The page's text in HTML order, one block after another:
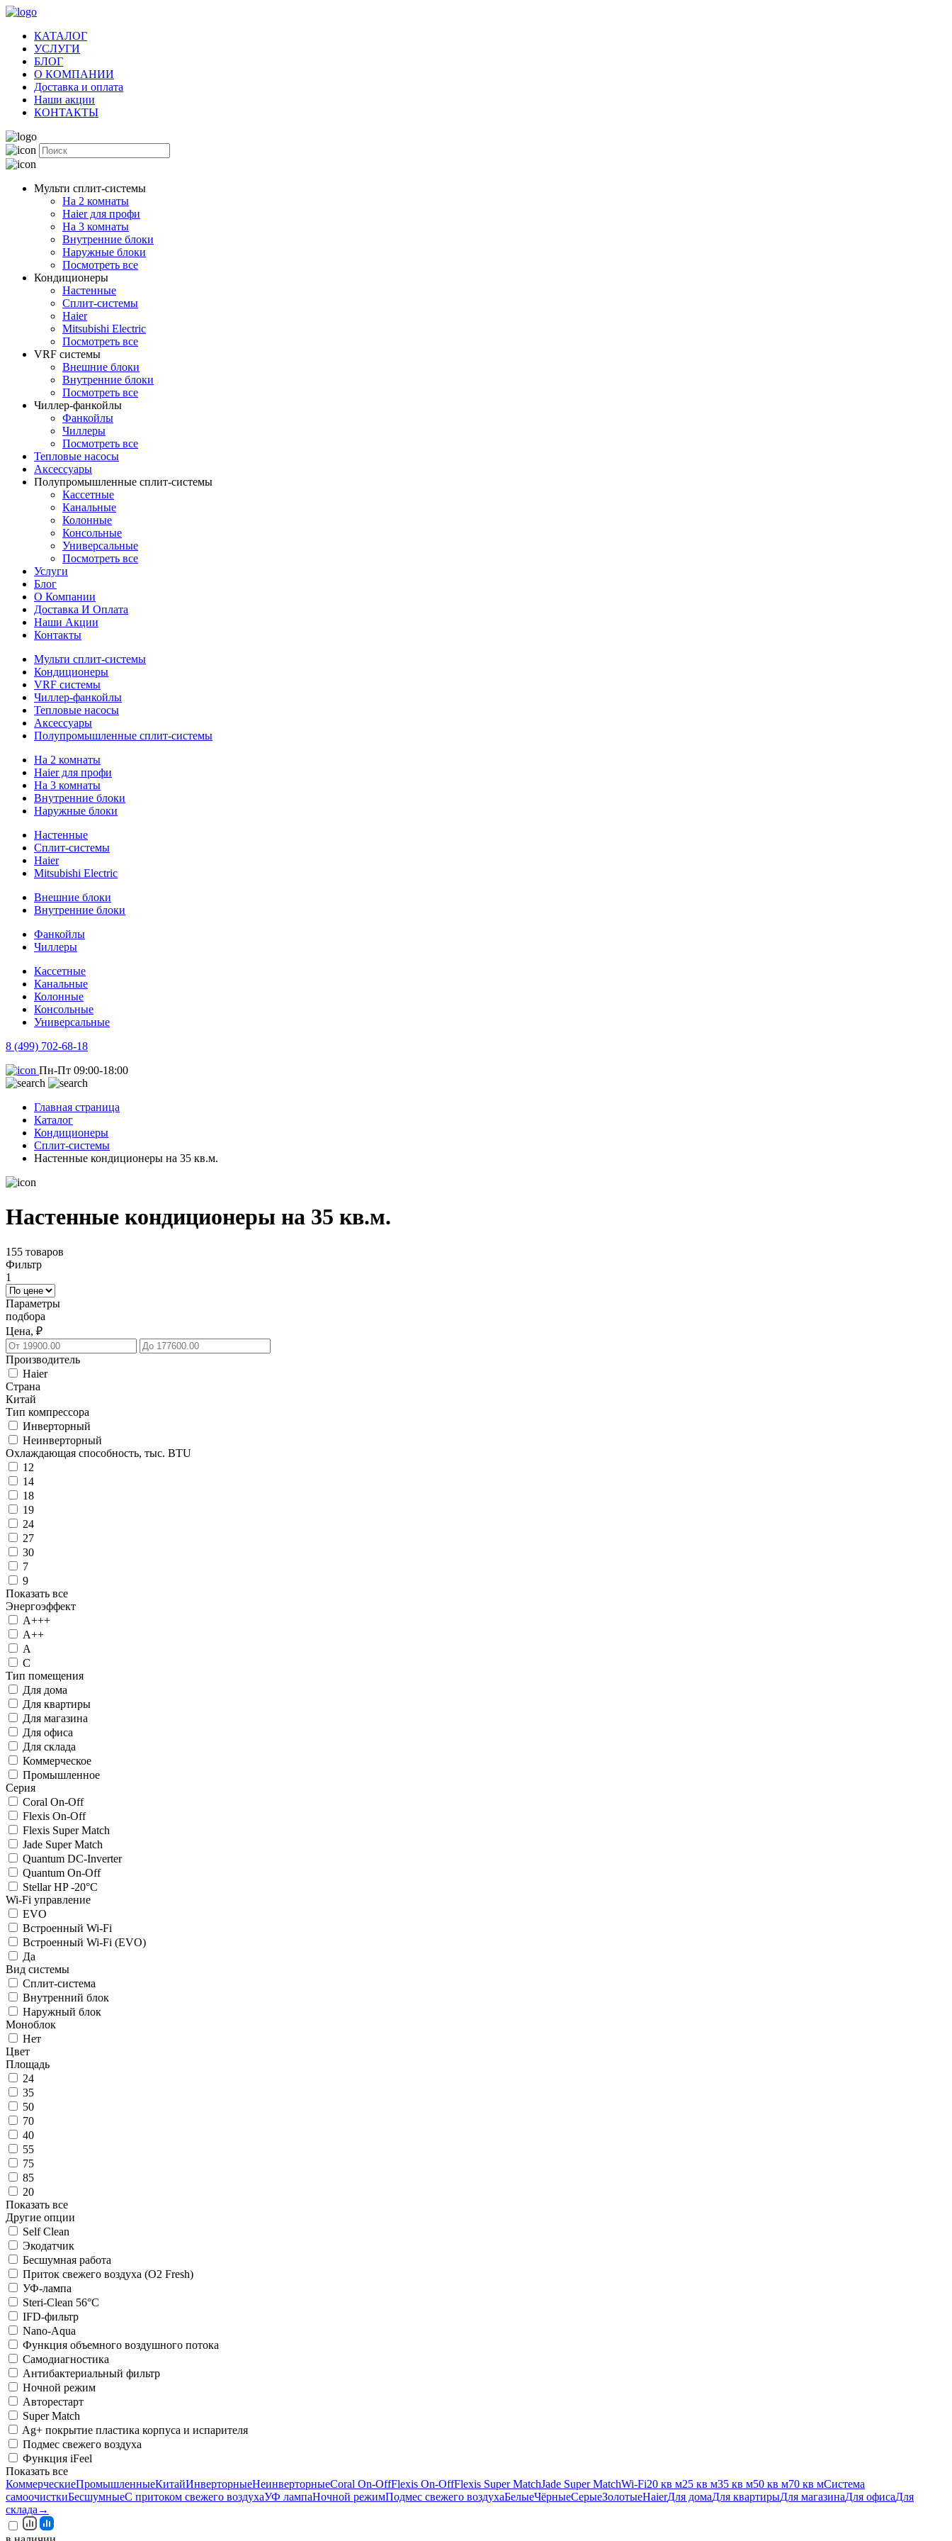
КАТАЛОГ
УСЛУГИ
БЛОГ
О КОМПАНИИ
Доставка и оплата
Наши акции
КОНТАКТЫ
Мульти сплит-системы
На 2 комнаты
Haier для профи
На 3 комнаты
Внутренние блоки
Наружные блоки
Посмотреть все
Кондиционеры
Настенные
Сплит-системы
Haier
Mitsubishi Electric
Посмотреть все
VRF системы
Внешние блоки
Внутренние блоки
Посмотреть все
Чиллер-фанкойлы
Фанкойлы
Чиллеры
Посмотреть все
Тепловые насосы
Аксессуары
Полупромышленные сплит-системы
Кассетные
Канальные
Колонные
Консольные
Универсальные
Посмотреть все
Услуги
Блог
О Компании
Доставка И Оплата
Наши Акции
Контакты
Мульти сплит-системы
Кондиционеры
VRF системы
Чиллер-фанкойлы
Тепловые насосы
Аксессуары
Полупромышленные сплит-системы
На 2 комнаты
Haier для профи
На 3 комнаты
Внутренние блоки
Наружные блоки
Настенные
Сплит-системы
Haier
Mitsubishi Electric
Внешние блоки
Внутренние блоки
Фанкойлы
Чиллеры
Кассетные
Канальные
Колонные
Консольные
Универсальные
8 (499) 702-68-18
Пн-Пт 09:00-18:00
Главная страница
Каталог
Кондиционеры
Сплит-системы
Настенные кондиционеры на 35 кв.м.
Настенные кондиционеры на 35 кв.м.
155 товаров
Фильтр
1
Параметры
подбора
Цена, ₽
Производитель
Haier
Страна
Китай
Тип компрессора
Инверторный
Неинверторный
Охлаждающая способность, тыс. BTU
12
14
18
19
24
27
30
7
9
Показать все
Энергоэффект
А+++
А++
А
C
Тип помещения
Для дома
Для квартиры
Для магазина
Для офиса
Для склада
Коммерческое
Промышленное
Серия
Coral On-Off
Flexis On-Off
Flexis Super Match
Jade Super Match
Quantum DC-Inverter
Quantum On-Off
Stellar HP -20°C
Wi-Fi управление
EVO
Встроенный Wi-Fi
Встроенный Wi-Fi (EVO)
Да
Вид системы
Сплит-система
Внутренний блок
Наружный блок
Моноблок
Нет
Цвет
Площадь
24
35
50
70
40
55
75
85
20
Показать все
Другие опции
Self Clean
Экодатчик
Беcшумная работа
Приток свежего воздуха (O2 Fresh)
УФ-лампа
Steri-Clean 56°C
IFD-фильтр
Nano-Aqua
Функция объемного воздушного потока
Самодиагностика
Антибактериальный фильтр
Ночной режим
Авторестарт
Super Match
Ag+ покрытие пластика корпуса и испарителя
Подмес свежего воздуха
Функция iFeel
Показать все
КоммерческиеПромышленныеКитайИнверторныеНеинверторныеCoral On-OffFlexis On-OffFlexis Super MatchJade Super MatchWi-Fi20 кв м25 кв м35 кв м50 кв м70 кв мСистема
самоочисткиБесшумныеС притоком свежего воздухаУФ лампаНочной режимПодмес свежего воздухаБелыеЧёрныеСерыеЗолотыеHaierДля домаДля квартирыДля магазинаДля офисаДля
склада →